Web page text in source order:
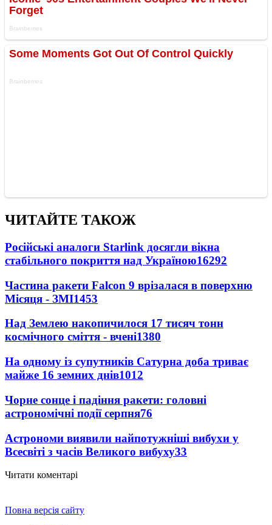
ЧИТАЙТЕ ТАКОЖ
Російські аналоги Starlink досягли вікна
стабільного покриття над Україною16292
Частина ракети Falcon 9 врізалася в поверхню
Місяця - ЗМІ1453
Над Землею накопичилося 17 тисяч тонн
космічного сміття - вчені1380
На одному із супутників Сатурна доба триває
майже 16 земних днів1012
Чорне сонце і падіння ракети: головні
астрономічні події серпня76
Астрономи виявили найпотужніші вибухи у
Всесвіті з часів Великого вибуху33
Читати коментарі
Повна версія сайту